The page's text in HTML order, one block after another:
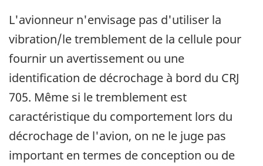
L'avionneur n'envisage pas d'utiliser la
vibration/le tremblement de la cellule pour
fournir un avertissement ou une
identification de décrochage à bord du CRJ
705. Même si le tremblement est
caractéristique du comportement lors du
décrochage de l'avion, on ne le juge pas
important en termes de conception ou de